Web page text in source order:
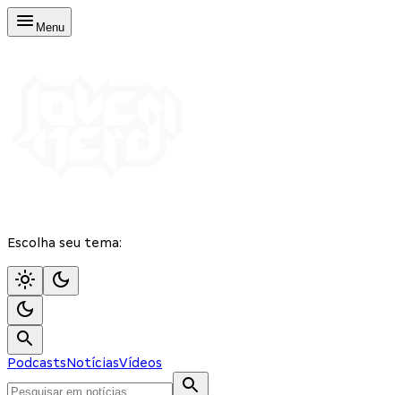
Menu
Escolha seu tema:
PodcastsNotíciasVídeos